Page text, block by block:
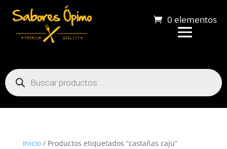
0 elementos
Búsqueda
de
productos
Inicio/ Productos etiquetados “castañas caju”